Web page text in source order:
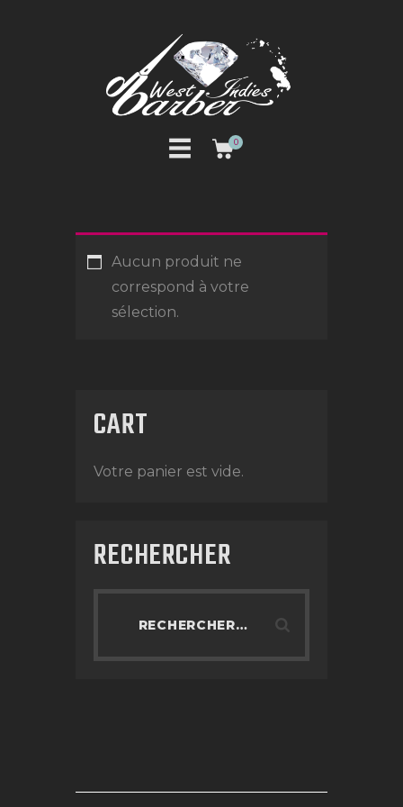
0
BOUTIQUE
Aucun produit ne
correspond à votre
sélection.
CART
Votre panier est vide.
RECHERCHER